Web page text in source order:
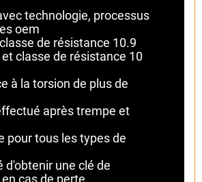
technologie, processus
oem
de résistance 10.9
classe de résistance 10
à la torsion de plus de
après trempe et
pour tous les types de
d'obtenir une clé de
cas de perte